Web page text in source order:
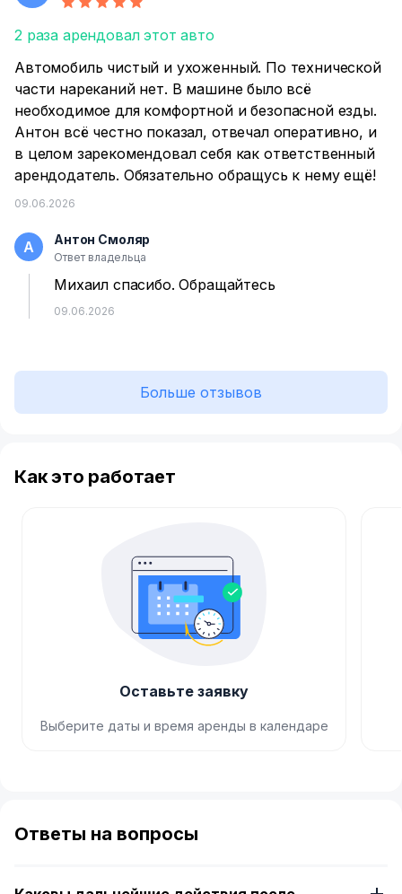
2 раза арендовал этот авто
Автомобиль чистый и ухоженный. По технической
части нареканий нет. В машине было всё
необходимое для комфортной и безопасной езды.
Антон всё честно показал, отвечал оперативно, и
в целом зарекомендовал себя как ответственный
арендодатель. Обязательно обращусь к нему ещё!
09.06.2026
А Антон Смоляр
Ответ владельца
Михаил спасибо. Обращайтесь
09.06.2026
Больше отзывов
Как это работает
Оставьте заявку
Выберите даты и время аренды в календаре
of
4
Ответы на вопросы